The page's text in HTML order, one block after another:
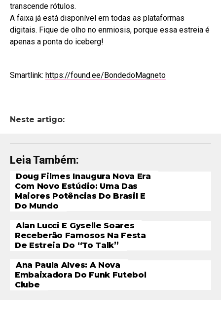
transcende rótulos.
A faixa já está disponível em todas as plataformas
digitais. Fique de olho no enmiosis, porque essa estreia é
apenas a ponta do iceberg!
Smartlink: https://found.ee/BondedoMagneto
Neste artigo:
Leia Também:
Doug Filmes Inaugura Nova Era
Com Novo Estúdio: Uma Das
Maiores Potências Do Brasil E
Do Mundo
Alan Lucci E Gyselle Soares
Receberão Famosos Na Festa
De Estreia Do “To Talk”
Ana Paula Alves: A Nova
Embaixadora Do Funk Futebol
Clube